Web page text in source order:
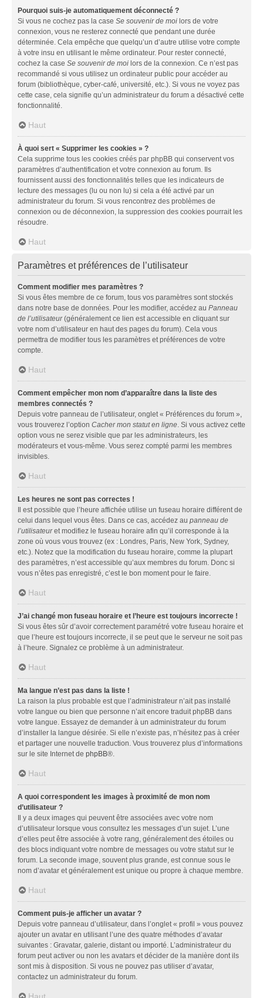
Pourquoi suis-je automatiquement déconnecté ?
Si vous ne cochez pas la case Se souvenir de moi lors de votre
connexion, vous ne resterez connecté que pendant une durée
déterminée. Cela empêche que quelqu’un d’autre utilise votre compte
à votre insu en utilisant le même ordinateur. Pour rester connecté,
cochez la case Se souvenir de moi lors de la connexion. Ce n’est pas
recommandé si vous utilisez un ordinateur public pour accéder au
forum (bibliothèque, cyber-café, université, etc.). Si vous ne voyez pas
cette case, cela signifie qu’un administrateur du forum a désactivé cette
fonctionnalité.
Haut
À quoi sert « Supprimer les cookies » ?
Cela supprime tous les cookies créés par phpBB qui conservent vos
paramètres d’authentification et votre connexion au forum. Ils
fournissent aussi des fonctionnalités telles que les indicateurs de
lecture des messages (lu ou non lu) si cela a été activé par un
administrateur du forum. Si vous rencontrez des problèmes de
connexion ou de déconnexion, la suppression des cookies pourrait les
résoudre.
Haut
Paramètres et préférences de l’utilisateur
Comment modifier mes paramètres ?
Si vous êtes membre de ce forum, tous vos paramètres sont stockés
dans notre base de données. Pour les modifier, accédez au Panneau
de l’utilisateur(généralement ce lien est accessible en cliquant sur
votre nom d’utilisateur en haut des pages du forum). Cela vous
permettra de modifier tous les paramètres et préférences de votre
compte.
Haut
Comment empêcher mon nom d’apparaître dans la liste des
membres connectés ?
Depuis votre panneau de l’utilisateur, onglet « Préférences du forum »,
vous trouverez l’option Cacher mon statut en ligne. Si vous activez cette
option vous ne serez visible que par les administrateurs, les
modérateurs et vous-même. Vous serez compté parmi les membres
invisibles.
Haut
Les heures ne sont pas correctes !
Il est possible que l’heure affichée utilise un fuseau horaire différent de
celui dans lequel vous êtes. Dans ce cas, accédez au panneau de
l’utilisateuret modifiez le fuseau horaire afin qu’il corresponde à la
zone où vous vous trouvez (ex : Londres, Paris, New York, Sydney,
etc.). Notez que la modification du fuseau horaire, comme la plupart
des paramètres, n’est accessible qu’aux membres du forum. Donc si
vous n’êtes pas enregistré, c’est le bon moment pour le faire.
Haut
J’ai changé mon fuseau horaire et l’heure est toujours incorrecte !
Si vous êtes sûr d’avoir correctement paramétré votre fuseau horaire et
que l’heure est toujours incorrecte, il se peut que le serveur ne soit pas
à l’heure. Signalez ce problème à un administrateur.
Haut
Ma langue n’est pas dans la liste !
La raison la plus probable est que l’administrateur n’ait pas installé
votre langue ou bien que personne n’ait encore traduit phpBB dans
votre langue. Essayez de demander à un administrateur du forum
d’installer la langue désirée. Si elle n’existe pas, n’hésitez pas à créer
et partager une nouvelle traduction. Vous trouverez plus d’informations
sur le site Internet de phpBB®.
Haut
A quoi correspondent les images à proximité de mon nom
d’utilisateur ?
Il y a deux images qui peuvent être associées avec votre nom
d’utilisateur lorsque vous consultez les messages d’un sujet. L’une
d’elles peut être associée à votre rang, généralement des étoiles ou
des blocs indiquant votre nombre de messages ou votre statut sur le
forum. La seconde image, souvent plus grande, est connue sous le
nom d’avatar et généralement est unique ou propre à chaque membre.
Haut
Comment puis-je afficher un avatar ?
Depuis votre panneau d’utilisateur, dans l’onglet « profil » vous pouvez
ajouter un avatar en utilisant l’une des quatre méthodes d’avatar
suivantes : Gravatar, galerie, distant ou importé. L’administrateur du
forum peut activer ou non les avatars et décider de la manière dont ils
sont mis à disposition. Si vous ne pouvez pas utiliser d’avatar,
contactez un administrateur du forum.